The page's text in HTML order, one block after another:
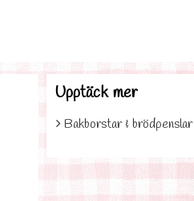
Upptäck mer
Bakborstar & brödpenslar